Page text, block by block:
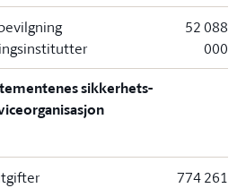
52 088
000
sikkerhets-
774 261